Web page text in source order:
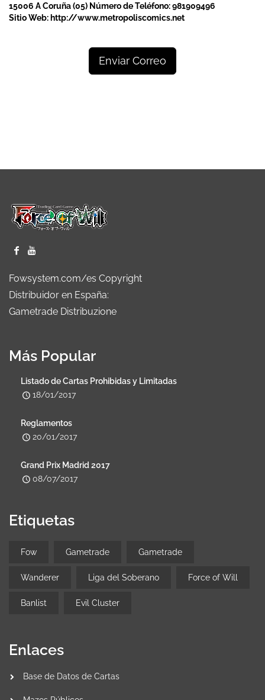
15006 A Coruña (05) Número de Teléfono:981909496
Sitio Web: http://www.metropoliscomics.net
Enviar Correo
Fowsystem.com/es Copyright
Distribuidor en España:
Gametrade Distribuzione
Más Popular
Listado de Cartas Prohibidas y Limitadas
18/01/2017
Reglamentos
20/01/2017
Grand Prix Madrid 2017
08/07/2017
Etiquetas
Fow Gametrade Gametrade
Wanderer Liga del Soberano Force of Will
Banlist Evil Cluster
Enlaces
Base de Datos de Cartas